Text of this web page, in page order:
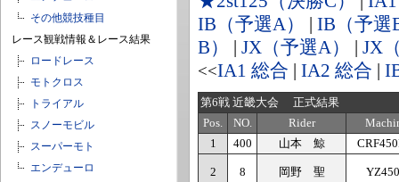
その他競技種目
レース観戦情報＆レース結果
ロードレース
モトクロス
トライアル
スノーモビル
スーパーモト
エンデューロ
IB（予選A）
| IB（予選
B）
| JX（予選A） | JX
<<IA1 総合 | IA2 総合 |
第6戦 近畿大会 正式結果
Pos.
NO. Rider
1
400 山本 鯨
2 8 岡野 聖